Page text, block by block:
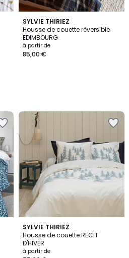
SYLVIE THIRIEZ
Housse de couette réversible
EDIMBOURG
à partir de
85,00 €
SYLVIE THIRIEZ
Housse de couette RECIT
D'HIVER
à partir de
5
/
5